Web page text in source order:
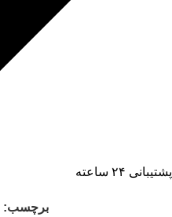
پشتیبانی ۲۴ ساعته
برچسب: